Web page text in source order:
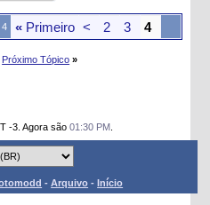
4 « Primeiro < 2 3 4
Próximo Tópico »
-3. Agora são01:30 PM
-Arquivo -Início